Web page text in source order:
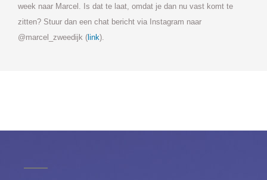
week naar Marcel. Is dat te laat, omdat je dan nu vast komt te
zitten? Stuur dan een chat bericht via Instagram naar
@marcel_zweedijk ( link).